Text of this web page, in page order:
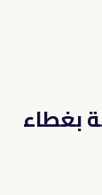
بغطاء